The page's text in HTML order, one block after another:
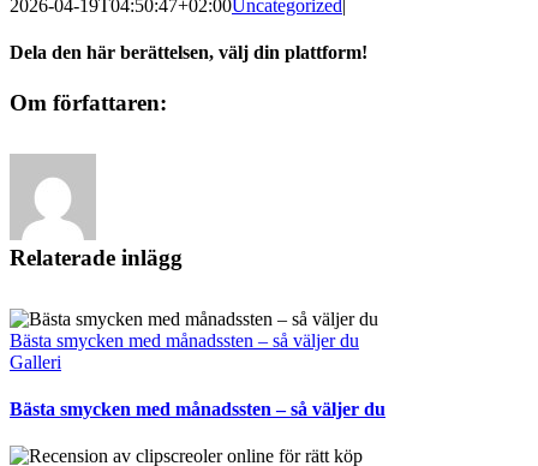
2026-04-19T04:50:47+02:00Uncategorized|
Dela den här berättelsen, välj din plattform!
Facebook
X
Reddit
LinkedIn
Tumblr
Pinterest
E-
Om författaren:
Relaterade inlägg
Bästa smycken med månadssten – så väljer du
Galleri
Bästa smycken med månadssten – så väljer du